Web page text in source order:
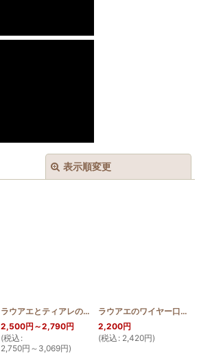
表示順変更
[HQWP12_DEIGO]
ラウアエとティアレのワイヤー口金ポーチ12cm [
2,500円 ～2,790円
(税込 :
2,750円 ～3,069円)
ラウアエのワイヤー口金ポーチ10cm
2,200円
(税込 : 2,420円)